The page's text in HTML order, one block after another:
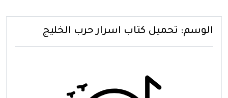
الوسم: تحميل كتاب اسرار حرب الخليج